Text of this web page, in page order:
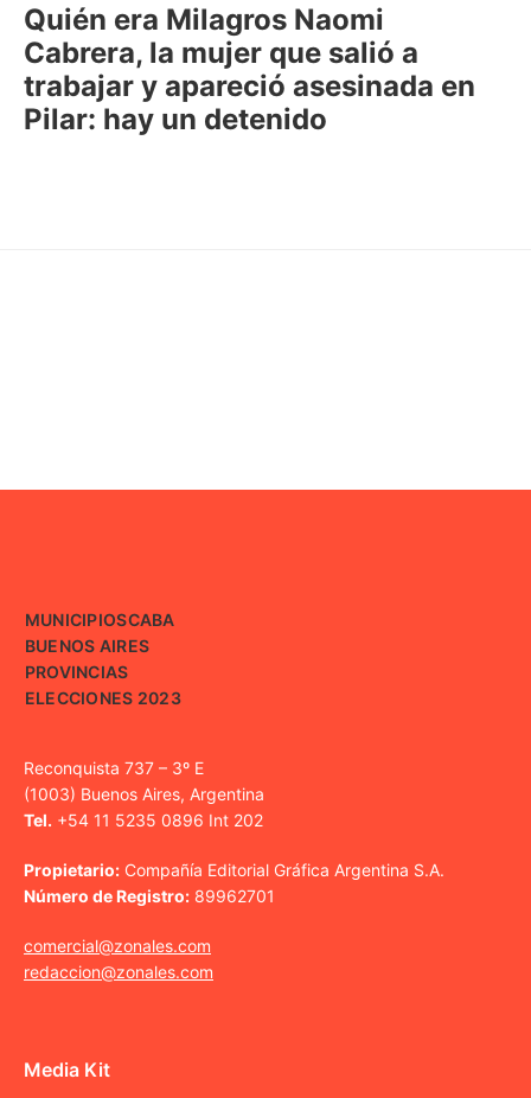
Quién era Milagros Naomi
Cabrera, la mujer que salió a
trabajar y apareció asesinada en
Pilar: hay un detenido
MUNICIPIOSCABA
BUENOS AIRES
PROVINCIAS
ELECCIONES 2023
Reconquista 737 – 3º E
(1003) Buenos Aires, Argentina
Tel. +54 11 5235 0896 Int 202
Propietario: Compañía Editorial Gráfica Argentina S.A.
Número de Registro: 89962701
comercial@zonales.com
redaccion@zonales.com
Media Kit